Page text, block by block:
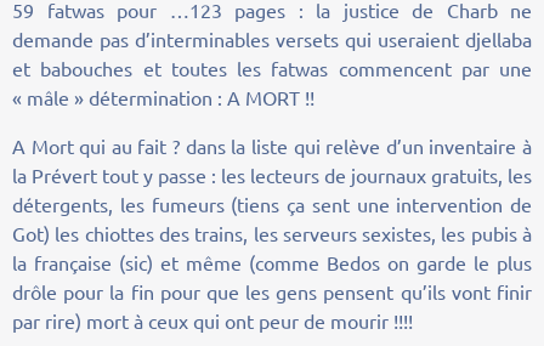
59 fatwas pour …123 pages : la justice de Charb ne
demande pas d’interminables versets qui useraient djellaba
et babouches et toutes les fatwas commencent par une
« mâle » détermination : A MORT !!
A Mort qui au fait ? dans la liste qui relève d’un inventaire à
la Prévert tout y passe : les lecteurs de journaux gratuits, les
détergents, les fumeurs (tiens ça sent une intervention de
Got) les chiottes des trains, les serveurs sexistes, les pubis à
la française (sic) et même (comme Bedos on garde le plus
drôle pour la fin pour que les gens pensent qu’ils vont finir
par rire) mort à ceux qui ont peur de mourir !!!!